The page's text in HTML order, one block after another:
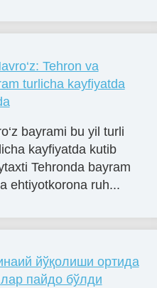
Tehron va
turlicha kayfiyatda
bayrami bu yil turli
kayfiyatda kutib
Tehronda bayram
ehtiyotkorona ruh...
йўқолиши ортида
пайдо бўлди